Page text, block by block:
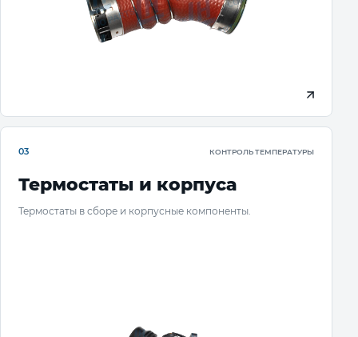
03 КОНТРОЛЬ ТЕМПЕРАТУРЫ
Термостаты и корпуса
Термостаты в сборе и корпусные компоненты.